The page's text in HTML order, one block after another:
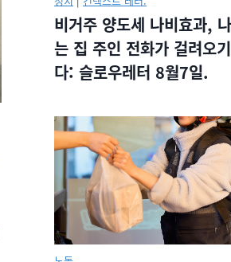
비거주 양도세 나비효과,
는 집 주인 전화가 걸려오
다: 슬로우레터 8월7일.